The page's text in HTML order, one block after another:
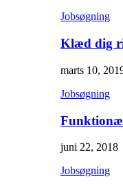
Jobsøgning
Klæd dig
marts 10,
Jobsøgning
juni 22, 2018
Jobsøgning